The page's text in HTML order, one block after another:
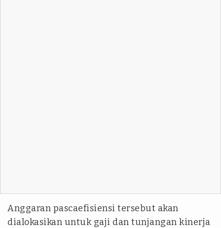
Anggaran pascaefisiensi tersebut akan
dialokasikan untuk gaji dan tunjangan kinerja